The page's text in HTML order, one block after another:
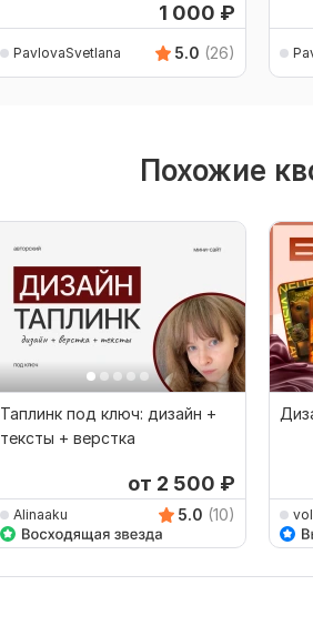
1 000 ₽
PavlovaSvetlana 5.0 (26)
Похожие
Таплинк под ключ: дизайн +
тексты + верстка
от 2 500 ₽
Alinaaku 5.0 (10)